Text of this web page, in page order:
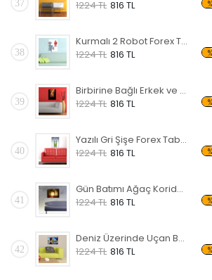
37
1224 TL 816 TL
38
Kurmalı 2 Robot Forex Tablo
1224 TL 816 TL
39
Birbirine Bağlı Erkek ve Kadın Eli Forex Tablo
1224 TL 816 TL
40
Yazılı Gri Şişe Forex Tablo
1224 TL 816 TL
41
Gün Batımı Ağaç Koridor Forex Tablo
1224 TL 816 TL
42
Deniz Üzerinde Uçan Balonlar Forex Tablo
1224 TL 816 TL